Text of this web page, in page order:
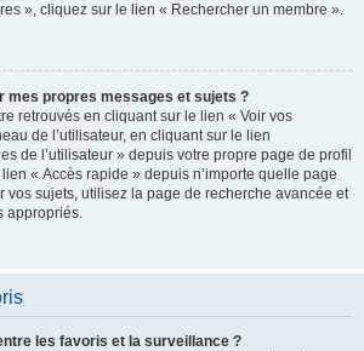
», cliquez sur le lien « Rechercher un membre ».
mes propres messages et sujets ?
retrouvés en cliquant sur le lien « Voir vos
de l’utilisateur, en cliquant sur le lien
de l’utilisateur » depuis votre propre page de profil
« Accès rapide » depuis n’importe quelle page
vos sujets, utilisez la page de recherche avancée et
appropriés.
les favoris et la surveillance ?